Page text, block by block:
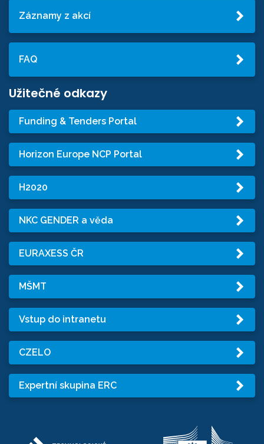
Záznamy z akcí
FAQ
Užitečné odkazy
Funding & Tenders Portal
Horizon Europe NCP Portal
H2020
NKC GENDER a věda
EURAXESS ČR
MŠMT
Vstup do intranetu
CZELO
Expertní skupina ERC